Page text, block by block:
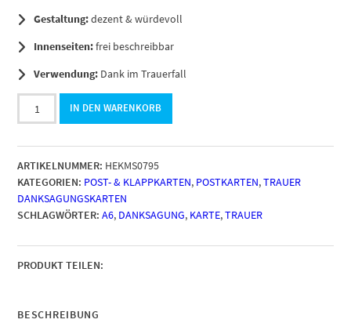
Gestaltung:dezent & würdevoll
Innenseiten:frei beschreibbar
Verwendung: Dank im Trauerfall
Danksagungskarten
mit
Umschlag
DIN
A6,
Zarte
Pusteblumen
Danke
IN DEN WARENKORB
ARTIKELNUMMER: HEKMS0795
KATEGORIEN: POST- & KLAPPKARTEN, POSTKARTEN,TRAUER
DANKSAGUNGSKARTEN
SCHLAGWÖRTER: A6, DANKSAGUNG, KARTE,TRAUER
PRODUKT TEILEN:
BESCHREIBUNG